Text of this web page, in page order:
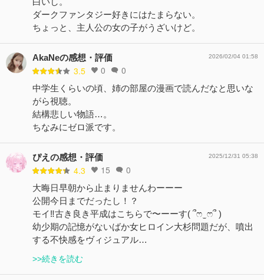
ダークファンタジー好きにはたまらない。
ちょっと、主人公の女の子がうざいけど。
AkaNeの感想・評価
3.5 0 0
2026/02/04 01:58
中学生くらいの頃、姉の部屋の漫画で読んだなと思いな
がら視聴。
結構悲しい物語…。
ちなみにゼロ派です。
ぴえの感想・評価
4.3 15 0
2025/12/31 05:38
大晦日早朝から止まりませんわーーー
公開今日までだったし！？
モイ‼️古き良き平成はこちらで〜ーーす( ՞ෆ ̫ ෆ՞ )
幼少期の記憶がないばか女ヒロイン大杉問題だが、噴出
する不快感をヴィジュアル…
>>続きを読む